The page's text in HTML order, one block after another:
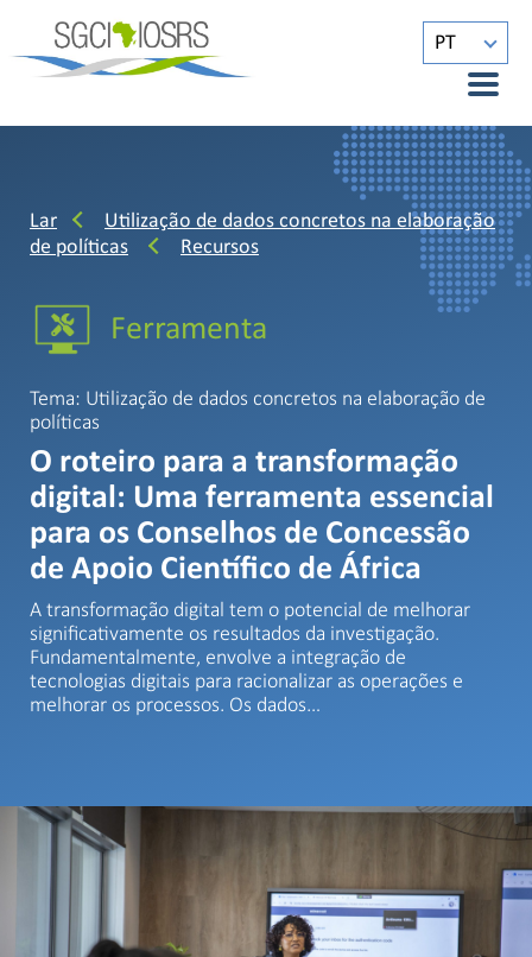
PT
Lar
Utilização de dados concretos na elaboração
de políticas
Recursos
Ferramenta
Tema: Utilização de dados concretos na elaboração de
políticas
O roteiro para a transformação
digital: Uma ferramenta essencial
para os Conselhos de Concessão
de Apoio Científico de África
A transformação digital tem o potencial de melhorar
significativamente os resultados da investigação.
Fundamentalmente, envolve a integração de
tecnologias digitais para racionalizar as operações e
melhorar os processos. Os dados…